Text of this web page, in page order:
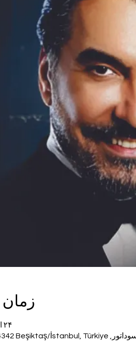
۲۴ اردیبهشت ۱۴۰۲، ۲۰:۰۰ – ۲۳:۵۰